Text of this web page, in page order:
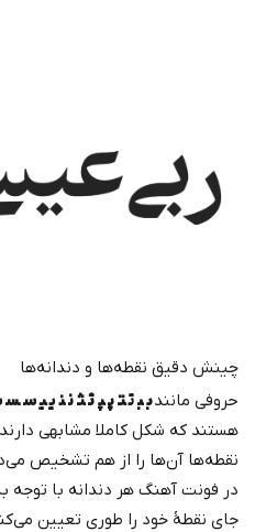
چینش دقیق نقطه‌ها و دندانه‌ها
حروفی مانندب‍ ‍ب‍ ت‍ ‍ت‍ پ‍ ‍پ‍ ث‍ ‍ث‍ ن‍ ‍ن‍ ی‍ ‍ی‍ س‍
هستند که شکل کاملا مشابهی
نقطه‌ها آن‌ها را از هم تشخیص
در فونت آهنگ هر دندانه با
جای نقطهٔ خود را طوری تعیین